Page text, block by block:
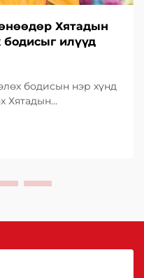
Хятадын
илүүд
бодисын нэр хүнд
Хятадын
хэрэглэгдэж